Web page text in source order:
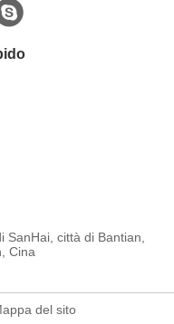
SanHai, città di Bantian,
Cina
del sito